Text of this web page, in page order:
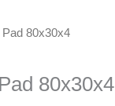
80x30x4
80x30x4